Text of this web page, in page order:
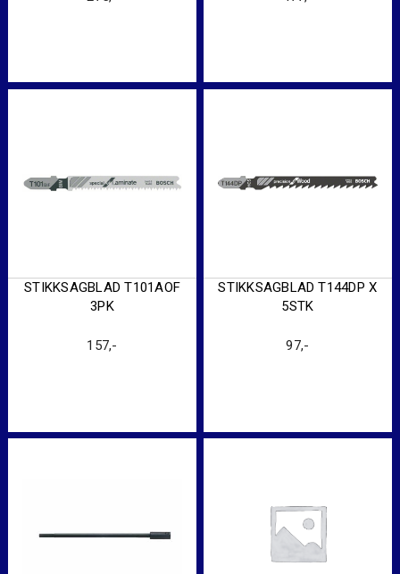
STIKKSAGBLAD T101AOF
3PK
157,-
STIKKSAGBLAD T144DP X
5STK
97,-